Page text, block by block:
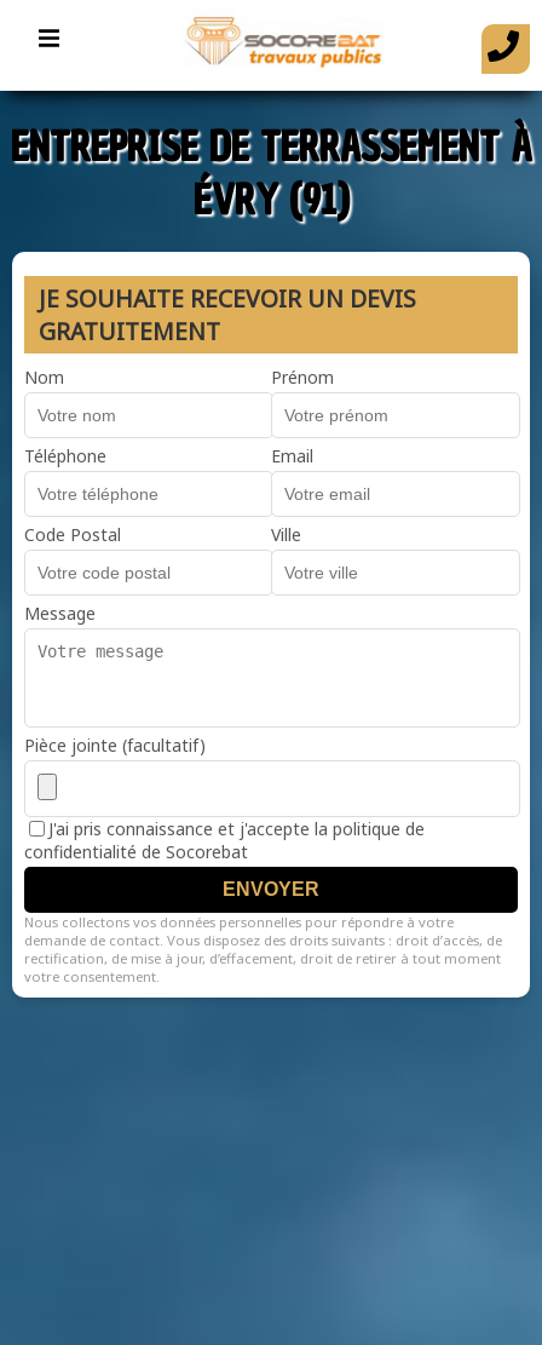
ENTREPRISE DE TERRASSEMENT À
ÉVRY (91)
JE SOUHAITE RECEVOIR UN DEVIS
GRATUITEMENT
Nom Prénom
Téléphone Email
Code Postal Ville
Message
Pièce jointe (facultatif)
J'ai pris connaissance et j'accepte la politique de
confidentialité de Socorebat
ENVOYER
Nous collectons vos données personnelles pour répondre à votre
demande de contact. Vous disposez des droits suivants : droit d’accès, de
rectification, de mise à jour, d’effacement, droit de retirer à tout moment
votre consentement.